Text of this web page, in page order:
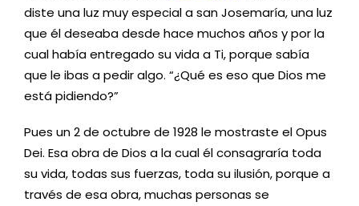
diste una luz muy especial a san Josemaría, una luz
que él deseaba desde hace muchos años y por la
cual había entregado su vida a Ti, porque sabía
que le ibas a pedir algo. “¿Qué es eso que Dios me
está pidiendo?”
Pues un 2 de octubre de 1928 le mostraste el Opus
Dei. Esa obra de Dios a la cual él consagraría toda
su vida, todas sus fuerzas, toda su ilusión, porque a
través de esa obra, muchas personas se